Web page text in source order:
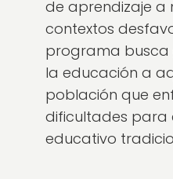
de aprendizaje a
contextos
programa busca
la educación a
población que
dificultades para
educativo